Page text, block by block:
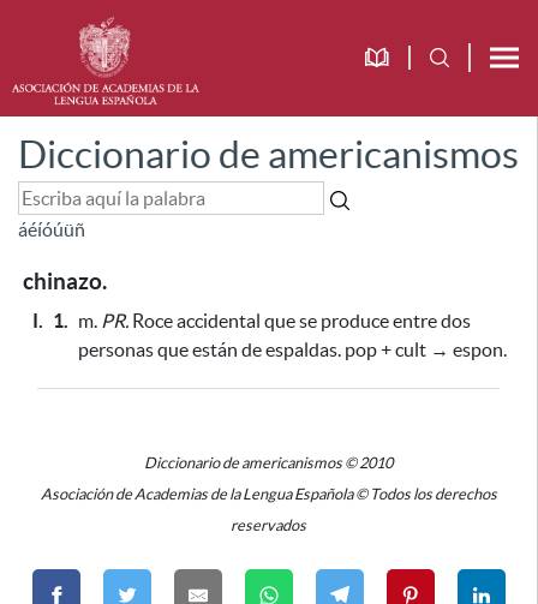
Diccionario de americanismos
áéíóúüñ
chinazo.
I. 1. m. PR. Roce accidental que se produce entre dos
personas que están de espaldas. pop + cult → espon.
Diccionario de americanismos © 2010
Asociación de Academias de la Lengua Española © Todos los derechos
reservados